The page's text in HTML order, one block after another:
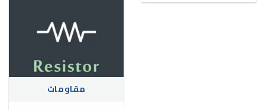
مقاومات